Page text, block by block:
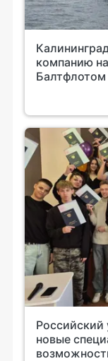
компанию
Балтфлотом
Российский
новые